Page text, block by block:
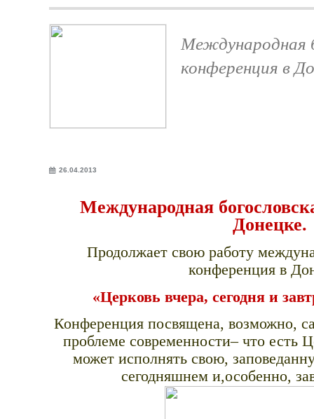
Международная
конференция в
26.04.2013
Международная
Донецке.
Продолжает свою работу
конференция в
«Церковь вчера, сегодня и
Конференция посвящена, возможно,
проблеме современности– что есть
может исполнять свою,
сегодняшнем и,особенно,